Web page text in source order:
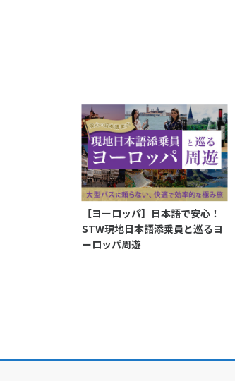
【ヨーロッパ】日本語で安心！
STW現地日本語添乗員と巡るヨ
ーロッパ周遊